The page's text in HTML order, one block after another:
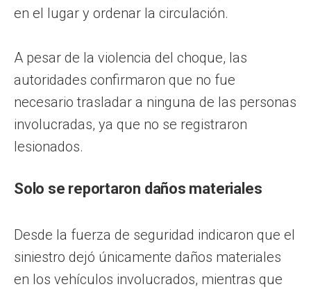
en el lugar y ordenar la circulación.
A pesar de la violencia del choque, las
autoridades confirmaron que no fue
necesario trasladar a ninguna de las personas
involucradas, ya que no se registraron
lesionados.
Solo se reportaron daños materiales
Desde la fuerza de seguridad indicaron que el
siniestro dejó únicamente daños materiales
en los vehículos involucrados, mientras que